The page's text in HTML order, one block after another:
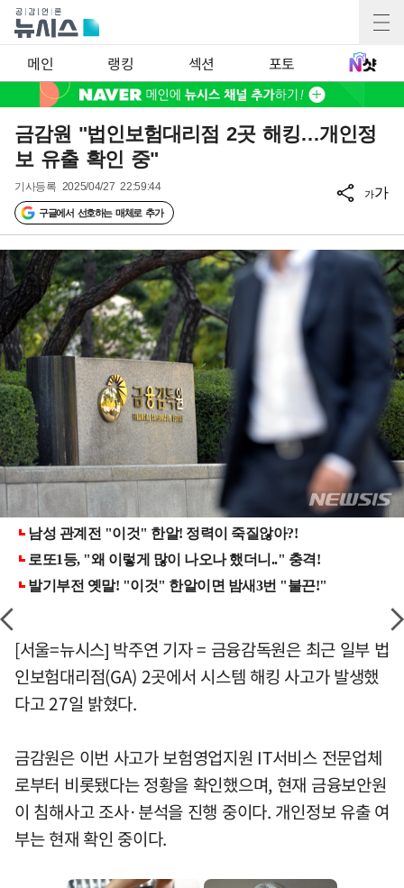
메인 랭킹 섹션 포토
금감원 "법인보험대리점 2곳 해킹…개인정
보 유출 확인 중"
기사등록 2025/04/27 22:59:44
구글에서 선호하는 매체로 추가
가가
[서울=뉴시스] 박주연 기자 = 금융감독원은 최근 일부 법
인보험대리점(GA) 2곳에서 시스템 해킹 사고가 발생했
다고 27일 밝혔다.
금감원은 이번 사고가 보험영업지원 IT서비스 전문업체
로부터 비롯됐다는 정황을 확인했으며, 현재 금융보안원
이 침해사고 조사·분석을 진행 중이다. 개인정보 유출 여
부는 현재 확인 중이다.